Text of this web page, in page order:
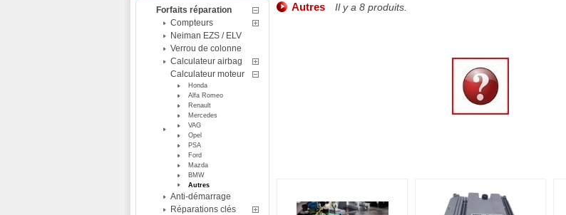
Forfaits réparation
Compteurs
Neiman EZS / ELV
Verrou de colonne
Calculateur airbag
Calculateur moteur
Honda
Alfa Romeo
Renault
Mercedes
VAG
Opel
PSA
Ford
Mazda
BMW
Autres
Anti-démarrage
Réparations clés
Autres Il y a 8 produits.